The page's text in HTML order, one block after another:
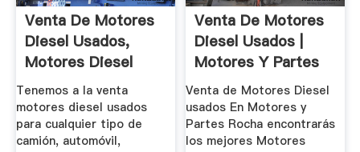
Venta De Motores
Diesel Usados,
Motores Diesel
Usados
Tenemos a la venta
motores diesel usados
para cualquier tipo de
camión, automóvil,
Venta De Motores
Diesel Usados |
Motores Y Partes
Rocha
Venta de Motores Diesel
usados En Motores y
Partes Rocha encontrarás
los mejores Motores